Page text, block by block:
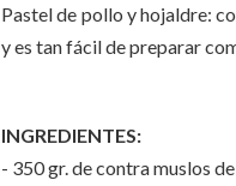
Pastel de pollo y hojaldre:
y es tan fácil de preparar
INGREDIENTES:
- 350 gr. de contra muslos